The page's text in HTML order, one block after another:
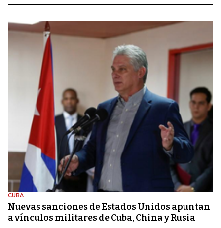
CUBA
Nuevas sanciones de Estados Unidos apuntan
a vínculos militares de Cuba, China y Rusia